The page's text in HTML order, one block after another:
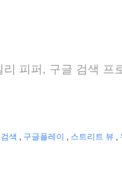
리 피퍼, 구글 검색 프
색 구글플레이 스트리트 뷰